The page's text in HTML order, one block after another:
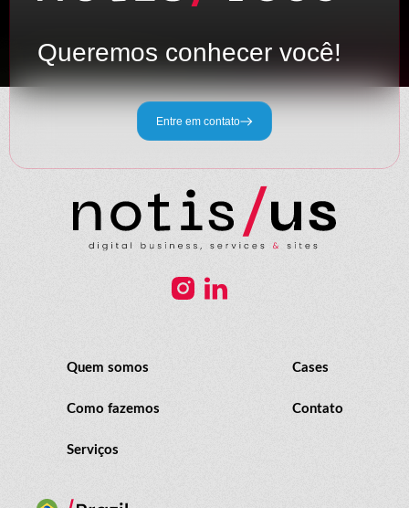
Queremos conhecer você!
Entre em contato
Quem somos
Como fazemos
Serviços
Cases
Contato